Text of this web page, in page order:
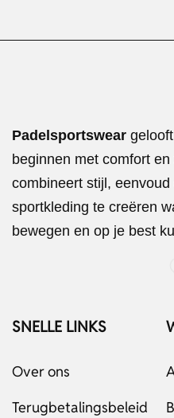
Padelsportswear
beginnen met comfort
combineert stijl,
sportkleding te creëren
bewegen en op je best
SNELLE LINKS
Over ons
Terugbetalingsbeleid